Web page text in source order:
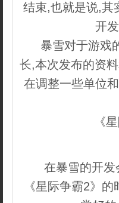
结束,也就是说,其
开
暴雪对于游戏
长,本次发布的资
在调整一些单位
《
在暴雪的开
《星际争霸2》